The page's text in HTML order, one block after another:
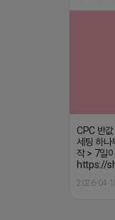
CPC 반
세팅 하나
작 > 7일
https://
2026-04-